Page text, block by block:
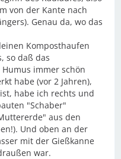
von der Kante nach
Genau da, wo das
Komposthaufen
so daß das
immer schön
habe (vor 2 Jahren),
habe ich rechts und
"Schaber"
aus den
Und oben an der
mit der Gießkanne
war.